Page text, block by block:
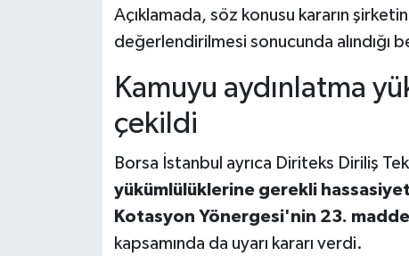
Açıklamada, söz konusu kararın
değerlendirilmesi sonucunda alındığı
Kamuyu aydınlatma
çekildi
Borsa İstanbul ayrıca Diriteks Diriliş
yükümlülüklerine gerekli
Kotasyon Yönergesi'nin 23.
kapsamında da uyarı kararı verdi.